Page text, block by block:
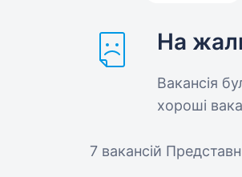
На
Вакансія
хороші
7 вакансій